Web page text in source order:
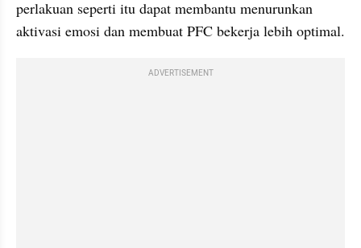
perlakuan seperti itu dapat membantu menurunkan
aktivasi emosi dan membuat PFC bekerja lebih optimal.
ADVERTISEMENT